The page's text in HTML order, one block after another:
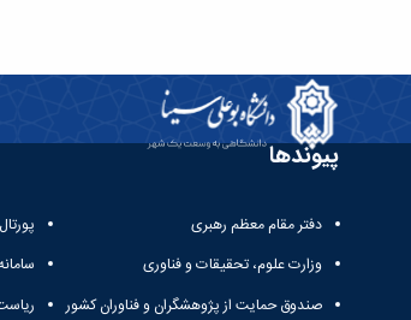
پیوندها
دفتر مقام معظم رهبری
وزارت علوم، تحقیقات و فناوری
صندوق حمایت از پژوهشگران و فناوران کشور